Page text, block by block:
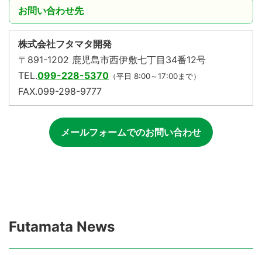
お問い合わせ先
株式会社フタマタ開発
〒891-1202 鹿児島市西伊敷七丁目34番12号
TEL.099-228-5370 （平日 8:00～17:00まで）
FAX.099-298-9777
メールフォームでのお問い合わせ
Futamata News